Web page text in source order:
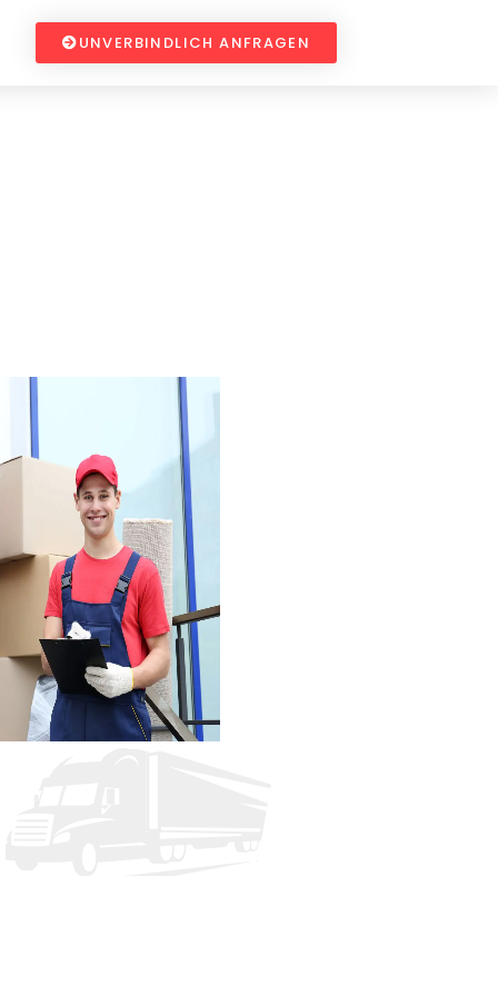
UNVERBINDLICH ANFRAGEN